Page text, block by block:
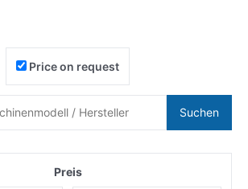
Price on request
Suchen
Preis